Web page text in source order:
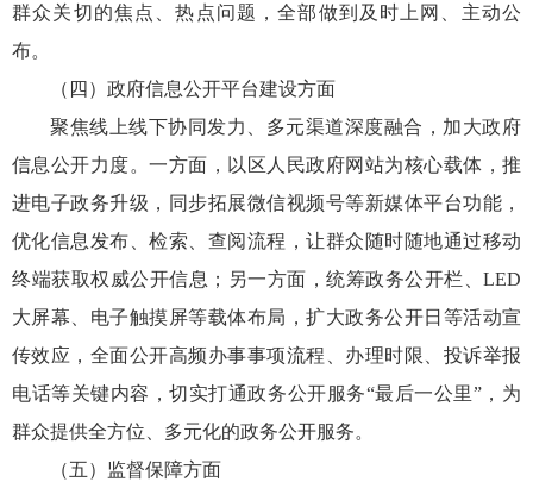
群众关切的焦点、热点问题，全部做到及时上网、主动公
布。
（四）政府信息公开平台建设方面
聚焦线上线下协同发力、多元渠道深度融合，加大政府
信息公开力度。一方面，以区人民政府网站为核心载体，推
进电子政务升级，同步拓展微信视频号等新媒体平台功能，
优化信息发布、检索、查阅流程，让群众随时随地通过移动
终端获取权威公开信息；另一方面，统筹政务公开栏、LED
大屏幕、电子触摸屏等载体布局，扩大政务公开日等活动宣
传效应，全面公开高频办事事项流程、办理时限、投诉举报
电话等关键内容，切实打通政务公开服务“最后一公里”，为
群众提供全方位、多元化的政务公开服务。
（五）监督保障方面